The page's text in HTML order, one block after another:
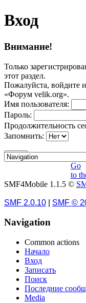
Вход
Внимание!
Только
этот раздел.
Пожалуйста, войдите
«Форум velik.org».
Имя пользователя:
Пароль:
Продолжительность
Запомнить:
Go
to
SMF4Mobile 1.1.5 ©
SMF 2.0.10 SMF ©
Navigation
Common actions
Начало
Вход
Записать
Поиск
Последние
Media